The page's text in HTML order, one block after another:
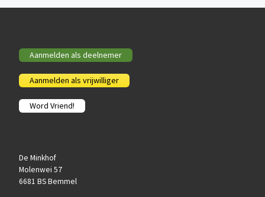
Aanmelden als deelnemer
Aanmelden als vrijwilliger
Word Vriend!
De Minkhof
Molenwei 57
6681 BS Bemmel